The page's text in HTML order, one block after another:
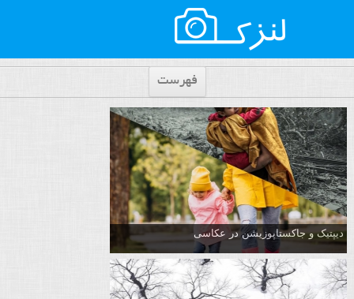
فهرست
دیپتیک و جاکستا‌پوزیشن در عکاسی